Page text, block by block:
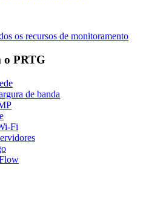
os recursos de monitoramento
o PRTG
de banda
Fi